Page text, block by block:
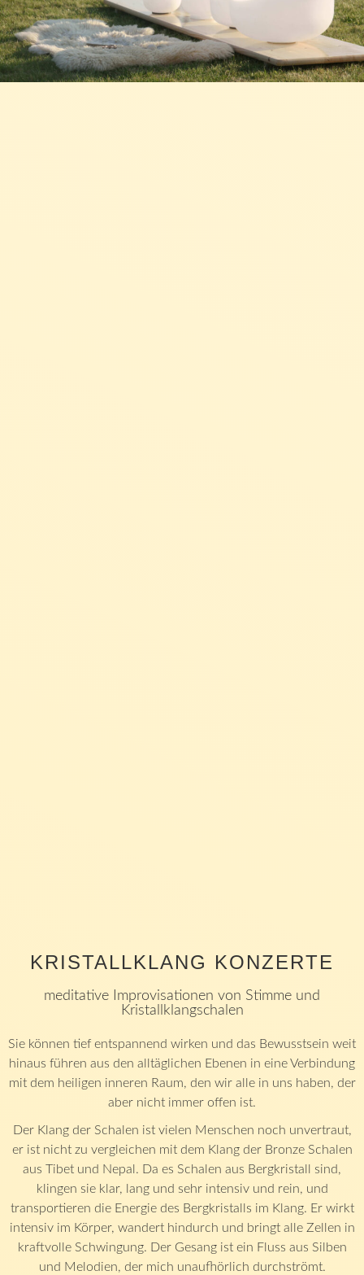
KRISTALLKLANG KONZERTE
meditative Improvisationen von Stimme und
Kristallklangschalen
Sie können tief entspannend wirken und das Bewusstsein weit
hinaus führen aus den alltäglichen Ebenen in eine Verbindung
mit dem heiligen inneren Raum, den wir alle in uns haben, der
aber nicht immer offen ist.
Der Klang der Schalen ist vielen Menschen noch unvertraut,
er ist nicht zu vergleichen mit dem Klang der Bronze Schalen
aus Tibet und Nepal. Da es Schalen aus Bergkristall sind,
klingen sie klar, lang und sehr intensiv und rein, und
transportieren die Energie des Bergkristalls im Klang. Er wirkt
intensiv im Körper, wandert hindurch und bringt alle Zellen in
kraftvolle Schwingung. Der Gesang ist ein Fluss aus Silben
und Melodien, der mich unaufhörlich durchströmt.